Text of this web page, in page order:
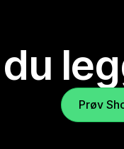
Prøv